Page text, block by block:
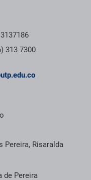
313 7300
Pereira, Risaralda
de Pereira